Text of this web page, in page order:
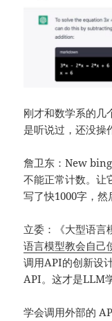
刚才和数学系的几
是听说过，还没操
詹卫东：New
不能正常计数。让
写了快1000字，然
立委：《大型语言
语言模型教会自己
调用API的创新设
API。这才是LLM
学会调用外部的